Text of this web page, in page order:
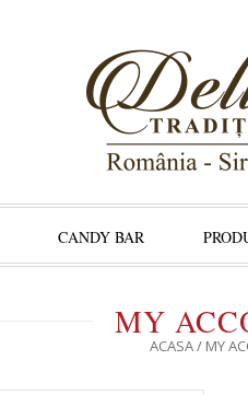
CANDY BAR
MY
ACASA/ MY